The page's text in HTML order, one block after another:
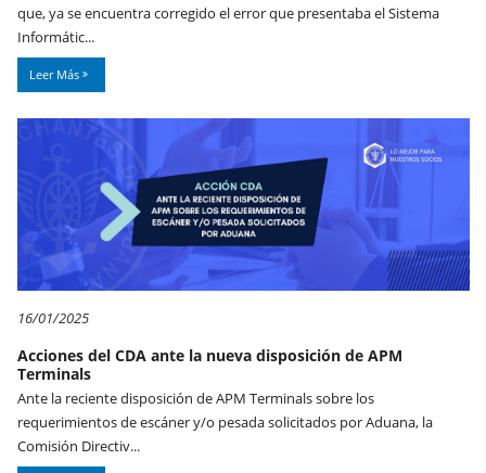
que, ya se encuentra corregido el error que presentaba el Sistema
Informátic...
Leer Más
16/01/2025
Acciones del CDA ante la nueva disposición de APM
Terminals
Ante la reciente disposición de APM Terminals sobre los
requerimientos de escáner y/o pesada solicitados por Aduana, la
Comisión Directiv...